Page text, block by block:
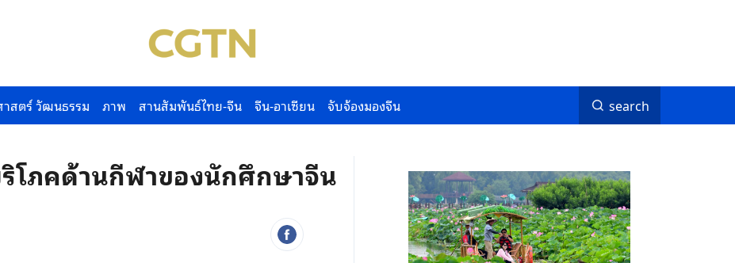
สตร์ วัฒนธรรม ภาพ สานสัมพันธ์ไทย-จีน จีน-อาเซียน จับจ้องมองจีน search
โภคด้านกีฬาของนักศึกษาจีน